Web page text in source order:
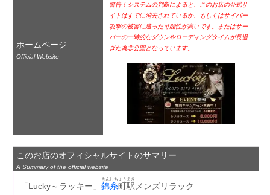
ホームページ
Official Website
警告！システムの判断によると、このお店の公式サ
イトはすでに消去されているか、もしくはサイバー
攻撃の被害に遭った可能性が高いです。またはサー
バーの一時的なダウンやローディングタイムが長過
ぎた為非公開となっています。
このお店のオフィシャルサイトのサマリー
A Summary of the official website
「Lucky～ラッキー」 錦糸町
きんしちょう
駅
えき
メンズリラック